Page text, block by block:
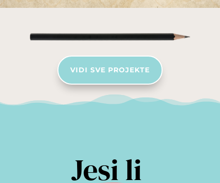
VIDI SVE PROJEKTE
Jesi li